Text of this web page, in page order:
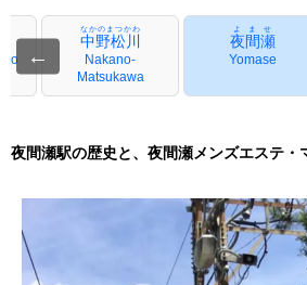
←
中野松川
なかのまつかわ
Nakano-
Matsukawa
夜間瀬
よませ
Yomase
夜間瀬駅の歴史と、夜間瀬メンズエステ・